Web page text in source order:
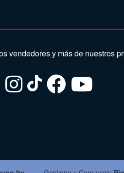
vendedores y más de nuestros